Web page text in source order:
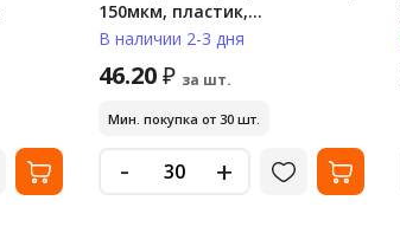
150мкм, пластик,
полупрозрачная, синяя
В наличии 2-3 дня
46.20₽ за шт.
Мин. покупка от 30 шт.
- +